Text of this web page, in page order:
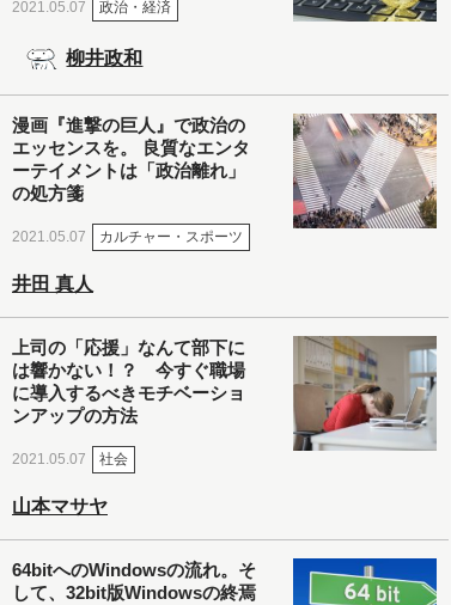
2021.05.07 政治・経済
柳井政和
漫画『進撃の巨人』で政治の
エッセンスを。 良質なエンタ
ーテイメントは「政治離れ」
の処方箋
2021.05.07 カルチャー・スポーツ
井田 真人
上司の「応援」なんて部下に
は響かない！？ 今すぐ職場
に導入するべきモチベーショ
ンアップの方法
2021.05.07 社会
山本マサヤ
64bitへのWindowsの流れ。そ
して、32bit版Windowsの終焉